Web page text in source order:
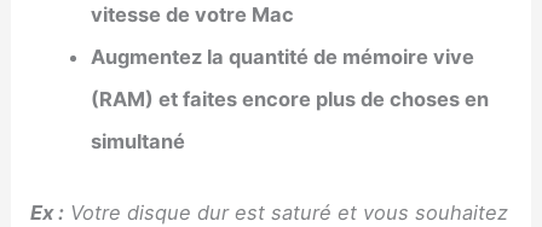
vitesse de votre Mac
Augmentez la quantité de mémoire vive
(RAM) et faites encore plus de choses en
simultané
Ex : Votre disque dur est saturé et vous souhaitez